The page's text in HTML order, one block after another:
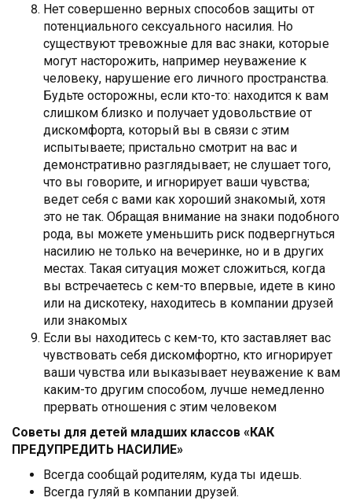
Нет совершенно верных способов защиты от
потенциального сексуального насилия. Но
существуют тревожные для вас знаки, которые
могут насторожить, например неуважение к
человеку, нарушение его личного пространства.
Будьте осторожны, если кто-то: находится к вам
слишком близко и получает удовольствие от
дискомфорта, который вы в связи с этим
испытываете; пристально смотрит на вас и
демонстративно разглядывает; не слушает того,
что вы говорите, и игнорирует ваши чувства;
ведет себя с вами как хороший знакомый, хотя
это не так. Обращая внимание на знаки подобного
рода, вы можете уменьшить риск подвергнуться
насилию не только на вечеринке, но и в других
местах. Такая ситуация может сложиться, когда
вы встречаетесь с кем-то впервые, идете в кино
или на дискотеку, находитесь в компании друзей
или знакомых
Если вы находитесь с кем-то, кто заставляет вас
чувствовать себя дискомфортно, кто игнорирует
ваши чувства или выказывает неуважение к вам
каким-то другим способом, лучше немедленно
прервать отношения с этим человеком
Советы для детей младших классов «КАК
ПРЕДУПРЕДИТЬ НАСИЛИЕ»
Всегда сообщай родителям, куда ты идешь.
Всегда гуляй в компании друзей.